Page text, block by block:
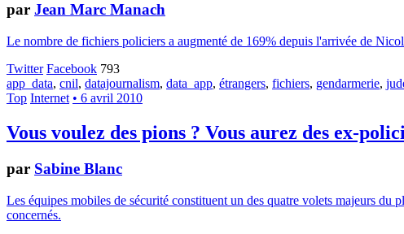
par Jean Marc Manach
Le nombre de fichiers policiers a augmenté de 169% depuis l'arrivée de
Twitter Facebook 793
app_data, cnil, datajournalism, data_app, étrangers, fichiers, gendarmerie,
Top Internet • 6 avril 2010
Vous voulez des pions ? Vous aurez des ex-
par Sabine Blanc
Les équipes mobiles de sécurité constituent un des quatre volets majeurs
concernés.